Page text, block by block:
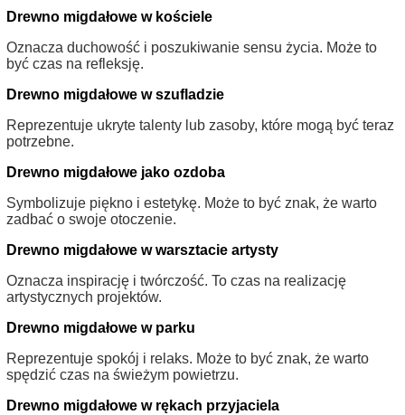
Drewno migdałowe w kościele
Oznacza duchowość i poszukiwanie sensu życia. Może to
być czas na refleksję.
Drewno migdałowe w szufladzie
Reprezentuje ukryte talenty lub zasoby, które mogą być teraz
potrzebne.
Drewno migdałowe jako ozdoba
Symbolizuje piękno i estetykę. Może to być znak, że warto
zadbać o swoje otoczenie.
Drewno migdałowe w warsztacie artysty
Oznacza inspirację i twórczość. To czas na realizację
artystycznych projektów.
Drewno migdałowe w parku
Reprezentuje spokój i relaks. Może to być znak, że warto
spędzić czas na świeżym powietrzu.
Drewno migdałowe w rękach przyjaciela